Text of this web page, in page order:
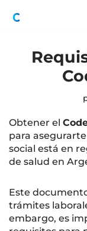
contenido
Obtener el
para
social está en
de salud en
Este
trámites
embargo, es